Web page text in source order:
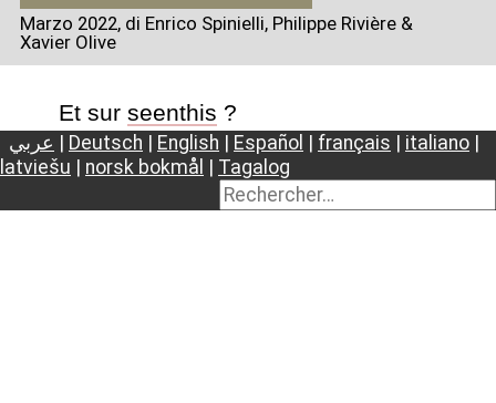
Marzo 2022, di Enrico Spinielli, Philippe Rivière &
Xavier Olive
Et sur seenthis ?
عربي Deutsch English Español français italiano
latviešu
norsk bokmål Tagalog